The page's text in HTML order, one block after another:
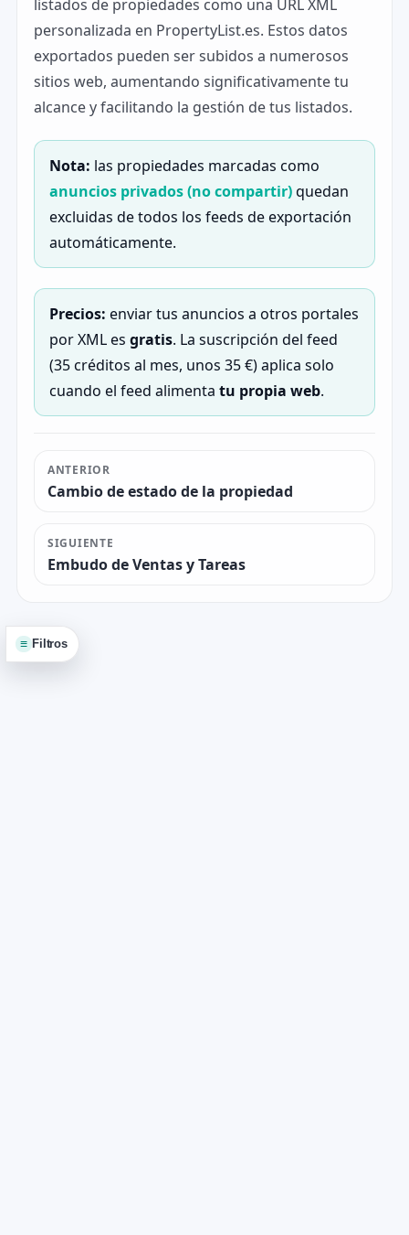
listados de propiedades como una URL XML
personalizada en PropertyList.es. Estos datos
exportados pueden ser subidos a numerosos
sitios web, aumentando significativamente tu
alcance y facilitando la gestión de tus listados.
Nota: las propiedades marcadas como
anuncios privados (no compartir)quedan
excluidas de todos los feeds de exportación
automáticamente.
Precios: enviar tus anuncios a otros portales
por XML es gratis. La suscripción del feed
(35 créditos al mes, unos 35 €) aplica solo
cuando el feed alimenta tu propia web.
ANTERIOR
Cambio de estado de la propiedad
SIGUIENTE
Embudo de Ventas y Tareas
≡ Filtros